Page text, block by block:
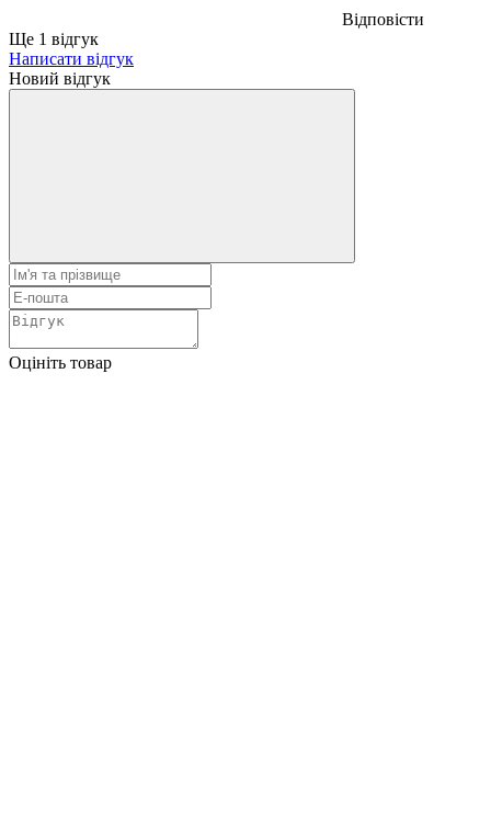
Відповісти
Ще 1 відгук
Написати відгук
Новий відгук
Оцініть товар